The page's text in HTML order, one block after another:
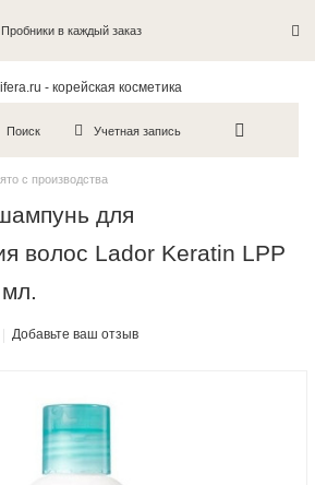
Пробники в каждый заказ
Поиск Учетная запись
с производства
для
волос Lador Keratin LPP
Добавьте ваш отзыв